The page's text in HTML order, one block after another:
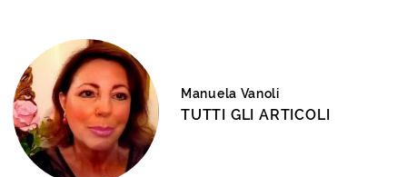
Manuela Vanoli
TUTTI GLI ARTICOLI